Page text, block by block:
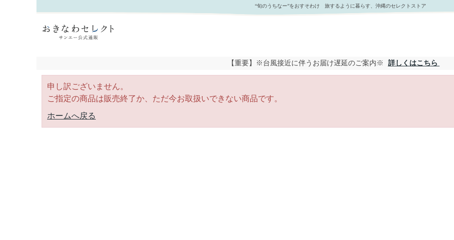
“旬のうちなー”をおすそわけ 旅するように暮らす、沖縄のセレクトストア
【重要】※台風接近に伴うお届け遅延のご案内※ 詳しくはこちら
申し訳ございません。
ご指定の商品は販売終了か、ただ今お取扱いできない商品です。
ホームへ戻る